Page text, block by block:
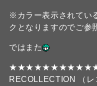
※カラー表示されてい
クとなりますのでご参
ではまた
RECOLLECTION （レ